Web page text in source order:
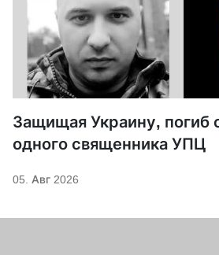
Защищая Украину, погиб
одного священника УПЦ
05. Авг 2026